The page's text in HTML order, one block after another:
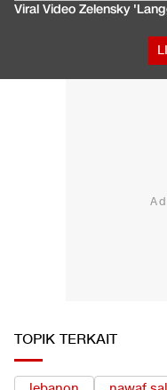
Viral Video Zelensky
TOPIK TERKAIT